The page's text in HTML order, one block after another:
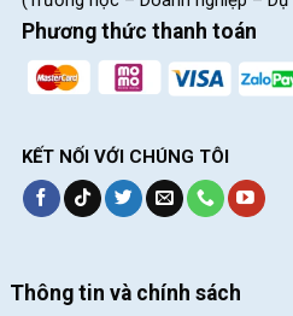
Phương thức thanh toán
KẾT NỐI VỚI CHÚNG TÔI
Thông tin và chính sách